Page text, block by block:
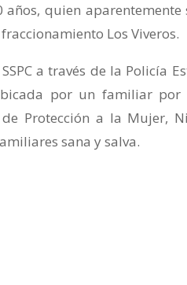
quien
Los Viveros.
a través de la Policía
por un familiar por
Protección a la Mujer,
sana y salva.